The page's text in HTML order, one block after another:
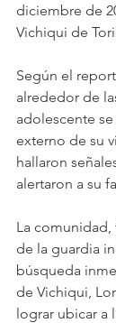
diciembre de
Vichiqui de
Según el
alrededor de
adolescente
externo de su
hallaron
alertaron a su
La comunidad,
de la guardia
búsqueda
de Vichiqui,
lograr ubicar a